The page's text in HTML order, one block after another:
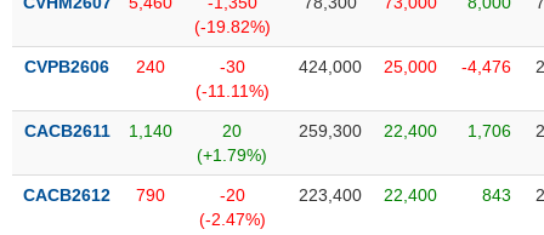
(-19.82%)
CVPB2606 240
-30
(-11.11%)
424,000 25,000 -4,476
CACB2611 1,140
20
(+1.79%)
259,300 22,400 1,706
CACB2612 790
-20
(-2.47%)
223,400 22,400 843
CHĂM
SỨC
TÀI